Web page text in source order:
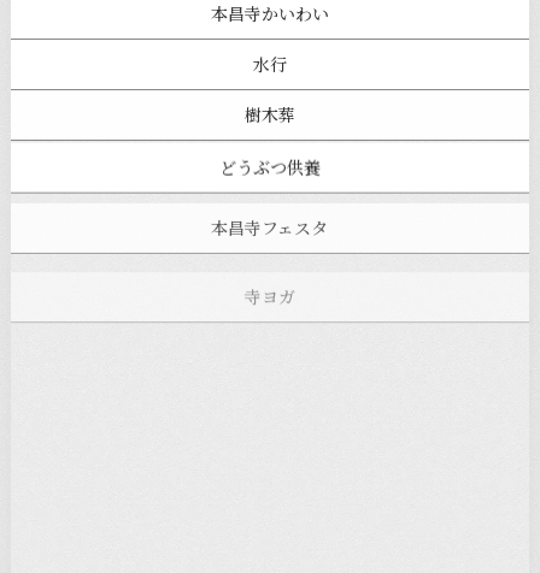
本昌寺かいわい
水行
樹木葬
どうぶつ供養
本昌寺フェスタ
お知らせ